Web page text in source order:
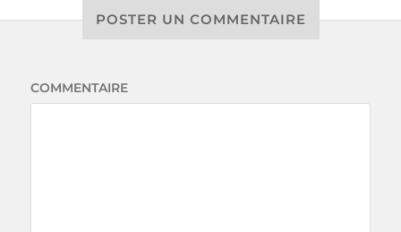
POSTER UN COMMENTAIRE
COMMENTAIRE